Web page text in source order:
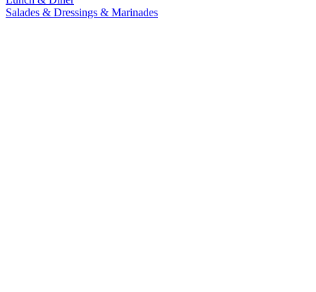
Salades & Dressings & Marinades